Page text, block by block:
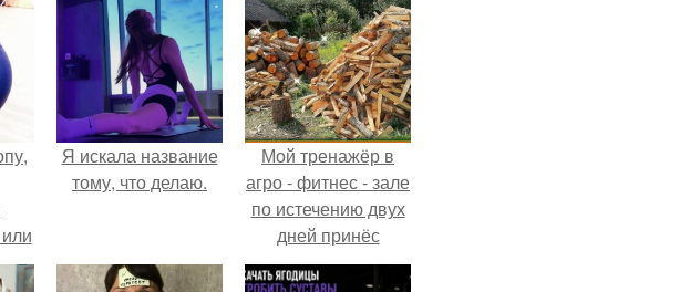
Я искала название
тому, что делаю.
Мой тренажёр в
агро - фитнес - зале
по истечению двух
дней принёс
ощутимый